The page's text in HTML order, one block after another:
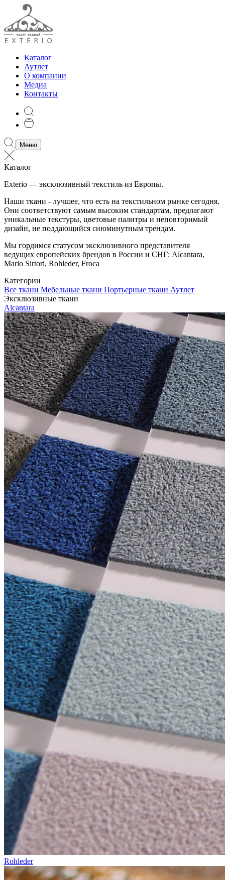
Каталог
Аутлет
О компании
Медиа
Контакты
Меню
Каталог
Exterio — эксклюзивный текстиль из Европы.
Наши ткани - лучшее, что есть на текстильном рынке сегодня.
Они соответствуют самым высоким стандартам, предлагают
уникальные текстуры, цветовые палитры и неповторимый
дизайн, не поддающийся сиюминутным трендам.
Мы гордимся статусом эксклюзивного представителя
ведущих европейских брендов в России и СНГ: Alcantara,
Mario Sirtori, Rohleder, Froca
Категории
Все ткани Мебельные ткани Портьерные ткани Аутлет
Эксклюзивные ткани
Alcantara
Rohleder